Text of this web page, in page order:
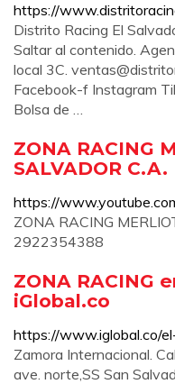
https://
Distrito Racing El
Saltar al contenido.
local 3C.
Facebook-f Instagram
Bolsa de …
ZONA RACING
SALVADOR C.A.
https://
ZONA RACING
2922354388
ZONA RACING
iGlobal.co
https://www.iglobal.co/
Zamora Internacional.
ave. norte,SS San